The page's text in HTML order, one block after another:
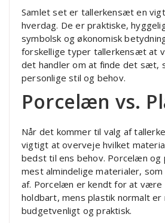
Samlet set er tallerkensæt en
hverdag. De er praktiske,
symbolsk og økonomisk
forskellige typer tallerkensæt at
det handler om at finde det sæt,
personlige stil og behov.
Porcelæn vs.
Når det kommer til valg af
vigtigt at overveje hvilket
bedst til ens behov. Porcelæn og
mest almindelige materialer,
af. Porcelæn er kendt for at være
holdbart, mens plastik normalt er
budgetvenligt og praktisk.